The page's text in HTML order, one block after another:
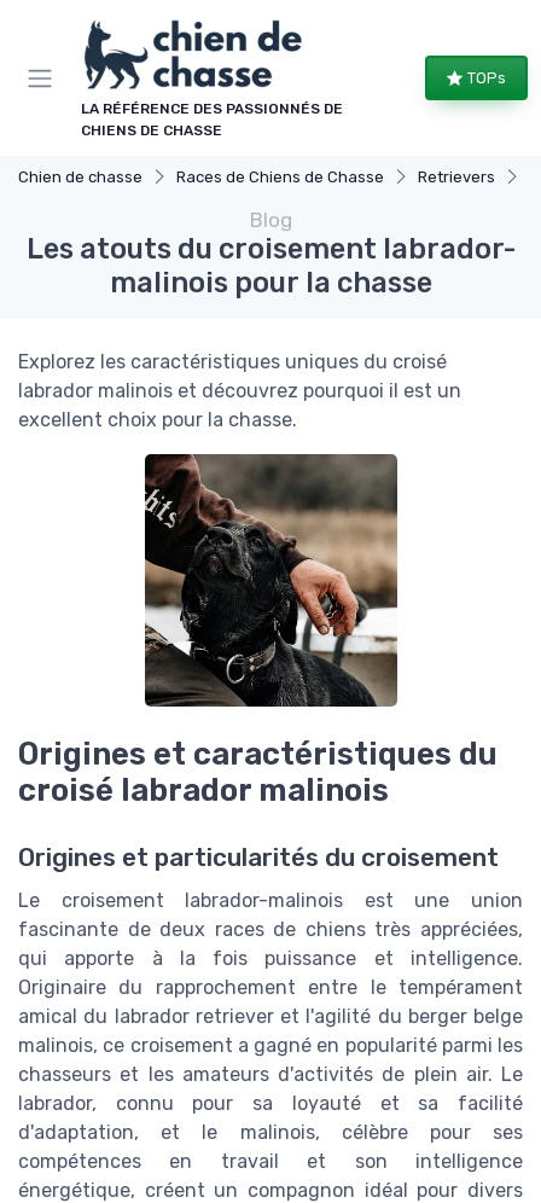
LA RÉFÉRENCE DES PASSIONNÉS DE
CHIENS DE CHASSE
TOPs
Chien de chasse Races de Chiens de Chasse Retrievers
Blog
Les atouts du croisement labrador-
malinois pour la chasse
Explorez les caractéristiques uniques du croisé
labrador malinois et découvrez pourquoi il est un
excellent choix pour la chasse.
Origines et caractéristiques du
croisé labrador malinois
Origines et particularités du croisement
Le croisement labrador-malinois est une union
fascinante de deux races de chiens très appréciées,
qui apporte à la fois puissance et intelligence.
Originaire du rapprochement entre le tempérament
amical du labrador retriever et l'agilité du berger belge
malinois, ce croisement a gagné en popularité parmi les
chasseurs et les amateurs d'activités de plein air. Le
labrador, connu pour sa loyauté et sa facilité
d'adaptation, et le malinois, célèbre pour ses
compétences en travail et son intelligence
énergétique, créent un compagnon idéal pour divers
Panneau de gestion des cookies